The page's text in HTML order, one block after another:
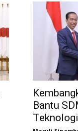
Bantu